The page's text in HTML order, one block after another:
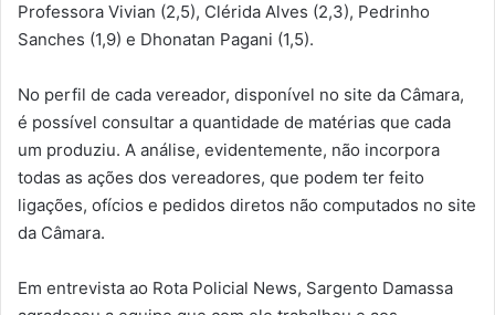
Professora Vivian (2,5), Clérida Alves (2,3), Pedrinho
Sanches (1,9) e Dhonatan Pagani (1,5).
No perfil de cada vereador, disponível no site da Câmara,
é possível consultar a quantidade de matérias que cada
um produziu. A análise, evidentemente, não incorpora
todas as ações dos vereadores, que podem ter feito
ligações, ofícios e pedidos diretos não computados no site
da Câmara.
Em entrevista ao Rota Policial News, Sargento Damassa